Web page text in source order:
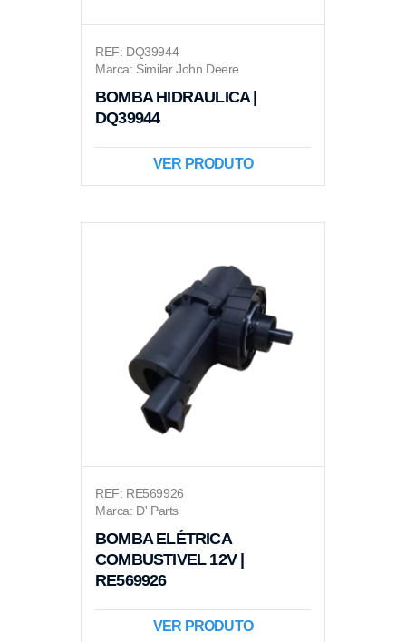
REF: DQ39944
Marca: Similar John Deere
BOMBA HIDRAULICA |
DQ39944
VER PRODUTO
REF: RE569926
Marca: D' Parts
BOMBA ELÉTRICA
COMBUSTIVEL 12V |
RE569926
VER PRODUTO